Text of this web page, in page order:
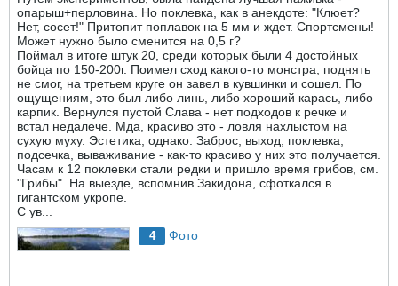
опарыш+перловина. Но поклевка, как в анекдоте: "Клюет?
Нет, сосет!" Притопит поплавок на 5 мм и ждет. Спортсмены!
Может нужно было сменится на 0,5 г?
Поймал в итоге штук 20, среди которых были 4 достойных
бойца по 150-200г. Поимел сход какого-то монстра, поднять
не смог, на третьем круге он завел в кувшинки и сошел. По
ощущениям, это был либо линь, либо хороший карась, либо
карпик. Вернулся пустой Слава - нет подходов к речке и
встал недалече. Мда, красиво это - ловля нахлыстом на
сухую муху. Эстетика, однако. Заброс, выход, поклевка,
подсечка, вываживание - как-то красиво у них это получается.
Часам к 12 поклевки стали редки и пришло время грибов, см.
"Грибы". На выезде, вспомнив Закидона, сфоткался в
гигантском укропе.
С ув...
4 Фото